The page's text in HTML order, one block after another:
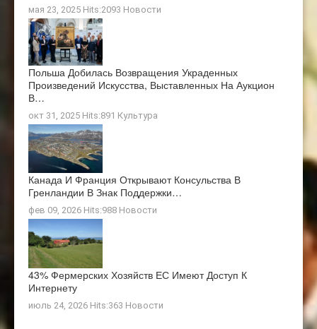
мая 23, 2025 Hits:2093 Новости
Польша Добилась Возвращения Украденных
Произведений Искусства, Выставленных На Аукцион
В…
окт 31, 2025 Hits:891 Культура
Канада И Франция Открывают Консульства В
Гренландии В Знак Поддержки…
фев 09, 2026 Hits:988 Новости
43% Фермерских Хозяйств ЕС Имеют Доступ К
Интернету
июль 24, 2026 Hits:363 Новости